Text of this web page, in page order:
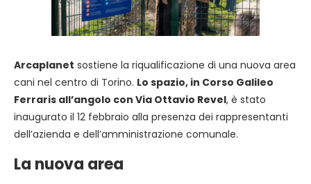
Arcaplanet sostiene la riqualificazione di una nuova area
cani nel centro di Torino. Lo spazio, in Corso Galileo
Ferraris all’angolo con Via Ottavio Revel, è stato
inaugurato il 12 febbraio alla presenza dei rappresentanti
dell’azienda e dell’amministrazione comunale.
La nuova area